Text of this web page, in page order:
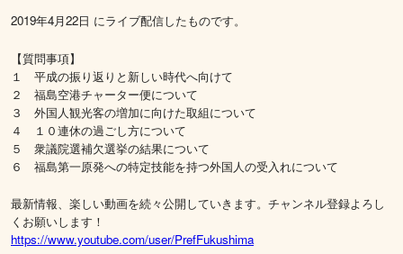
2019年4月22日 にライブ配信したものです。
【質問事項】
１ 平成の振り返りと新しい時代へ向けて
２ 福島空港チャーター便について
３ 外国人観光客の増加に向けた取組について
４ １０連休の過ごし方について
５ 衆議院選補欠選挙の結果について
６ 福島第一原発への特定技能を持つ外国人の受入れについて
最新情報、楽しい動画を続々公開していきます。チャンネル登録よろし
くお願いします！
https://www.youtube.com/user/PrefFukushima